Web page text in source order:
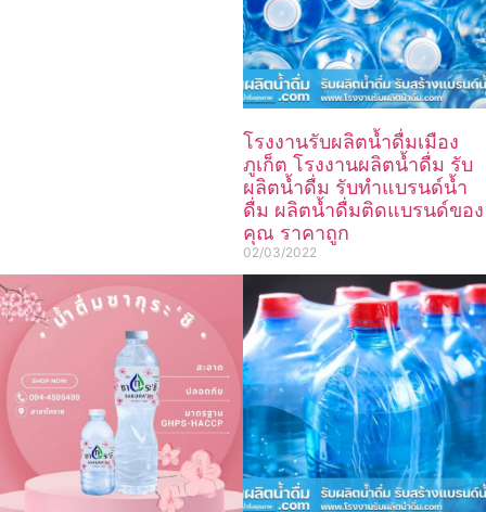
โรงงานรับผลิตน้ำดื่มเมือง
ภูเก็ต โรงงานผลิตน้ำดื่ม รับ
ผลิตน้ำดื่ม รับทำแบรนด์น้ำ
ดื่ม ผลิตน้ำดื่มติดแบรนด์ของ
คุณ ราคาถูก
02/03/2022